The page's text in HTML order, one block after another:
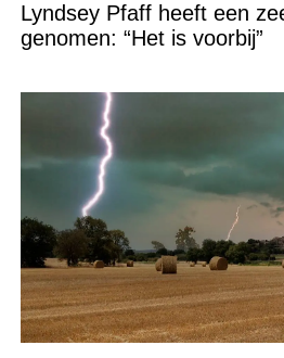
Lyndsey Pfaff heeft een
genomen: “Het is voorbij”